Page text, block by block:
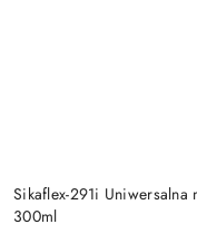
Sikaflex-291i Uniwersalna
300ml